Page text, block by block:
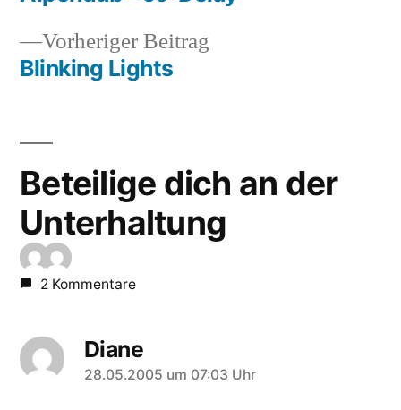
Beitragsnavigation
Vorheriger Beitrag
Blinking Lights
Beteilige dich an der
Unterhaltung
2 Kommentare
Diane
sagt:
28.05.2005 um 07:03 Uhr